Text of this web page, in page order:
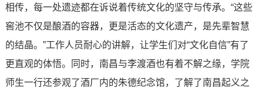
相传，每一处遗迹都在诉说着传统文化的坚守与传承。“这些
窖池不仅是酿酒的容器，更是活态的文化遗产，是先辈智慧
的结晶。”工作人员耐心的讲解，让学生们对“文化自信”有了
更直观的体悟。同时，南昌与李渡酒也有着不解之缘，学院
师生一行还参观了酒厂内的朱德纪念馆，了解了南昌起义之